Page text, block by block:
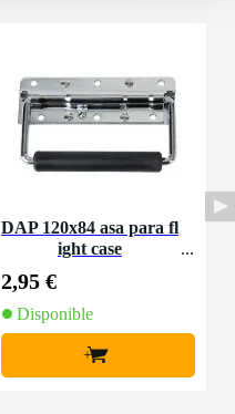
DAP 120x84 asa para fl
ight case
2,95 €
Disponible
+